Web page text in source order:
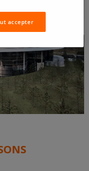
accepter